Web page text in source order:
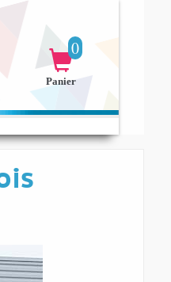
0

Panier